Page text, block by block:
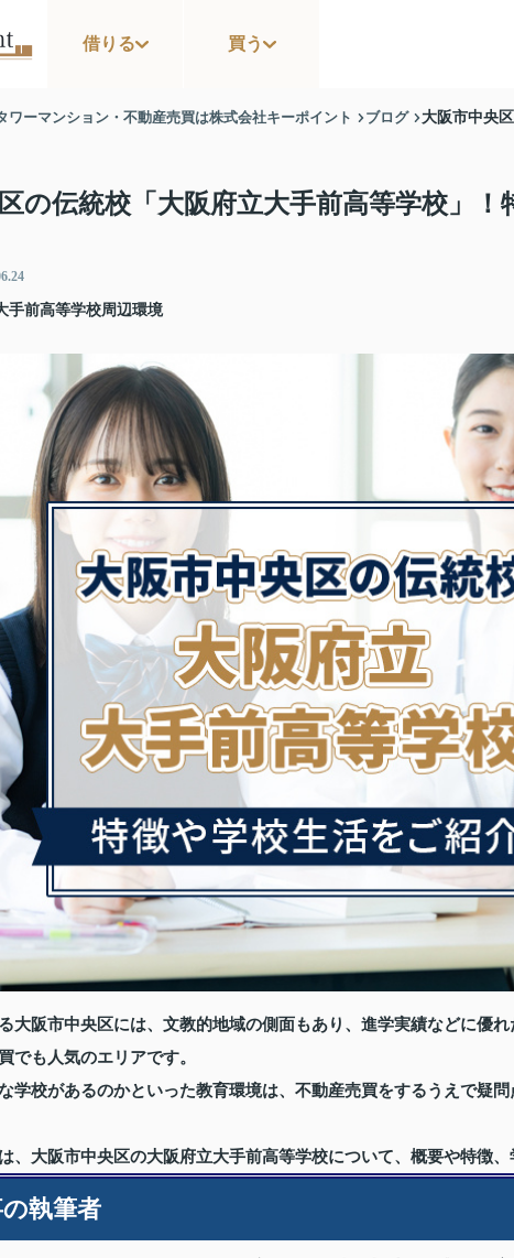
借りる 買う
ワーマンション・不動産売買は株式会社キーポイント ブログ 大阪市中央
の伝統校「大阪府立大手前高等学校」！
手前高等学校周辺環境
大阪市中央区には、文教的地域の側面もあり、進学実績などに優
でも人気のエリアです。
学校があるのかといった教育環境は、不動産売買をするうえで疑
、大阪市中央区の大阪府立大手前高等学校について、概要や特徴、
執筆者